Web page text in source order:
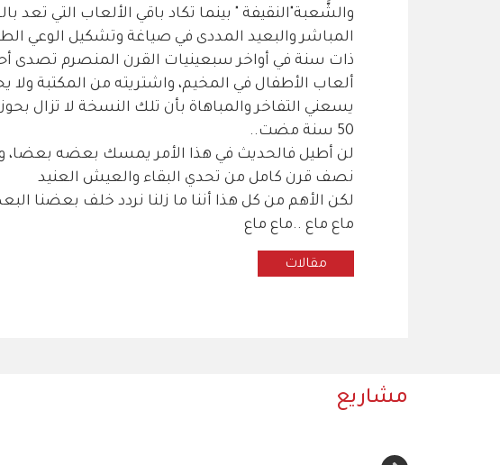
والشَّعبة"النقيفة " بينما تكاد باقي الألعاب التي تعد
المباشر والبعيد المددى في صياغة وتشكيل الوعي
ذات سنة في أواخر سبعينيات القرن المنصرم تصدى
ألعاب الأطفال في المخيم، واشتريته من المكتبة ولا
يسعني التفاخر والمباهاة بأن تلك النسخة لا تزال
50 سنة مضت..
لن أطيل فالحديث في هذا الأمر يمسك بعضه بعضا،
نصف قرن كامل من تحدي البقاء والعيش العنيد
لكن الأهم من كل هذا أننا ما زلنا نردد خلف بعضنا
ماع ماع ..ماع ماع
مقالات
مشاريع